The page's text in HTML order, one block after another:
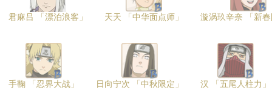
君麻吕 「漂泊浪客」 天天 「中华面点师」 漩涡玖辛奈 「新
手鞠 「忍界大战」 日向宁次 「中秋限定」 汉 「五尾人柱力」